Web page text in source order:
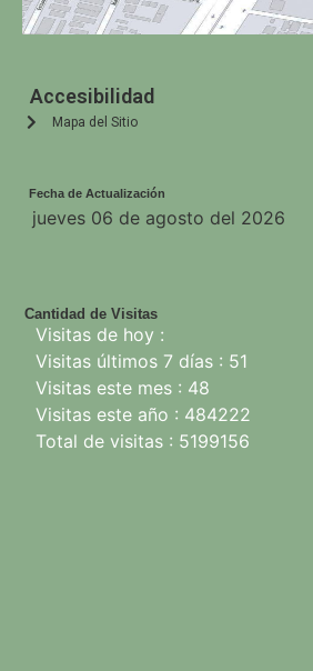
Accesibilidad
Mapa del Sitio
Fecha de Actualización
Cantidad de Visitas
Visitas de hoy :
Visitas últimos 7 días : 51
Visitas este mes : 48
Visitas este año : 484222
Total de visitas : 5199156
jueves 06 de agosto del 2026